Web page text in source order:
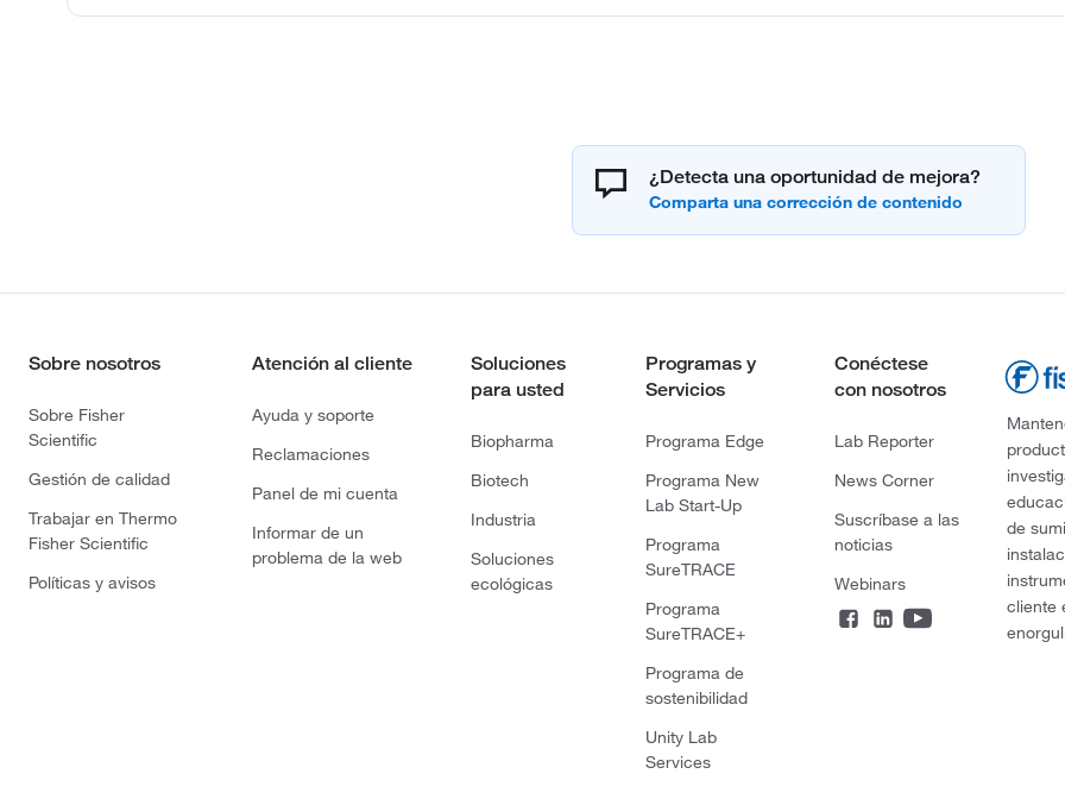
¿Detecta una oportunidad de mejora?
Sobre nosotros
Sobre Fisher
Scientific
Gestión de calidad
Trabajar en Thermo
Fisher Scientific
Políticas y avisos
Atención al cliente
Ayuda y soporte
Reclamaciones
Panel de mi cuenta
Informar de un
problema de la web
Soluciones
para usted
Biopharma
Biotech
Industria
Soluciones
ecológicas
Programas y
Servicios
Programa Edge
Programa New
Lab Start-Up
Programa
SureTRACE
Programa
SureTRACE+
Programa de
sostenibilidad
Unity Lab
Services
Conéctese
con nosotros
Lab Reporter
News Corner
Suscríbase a las
noticias
Webinars
de
cliente